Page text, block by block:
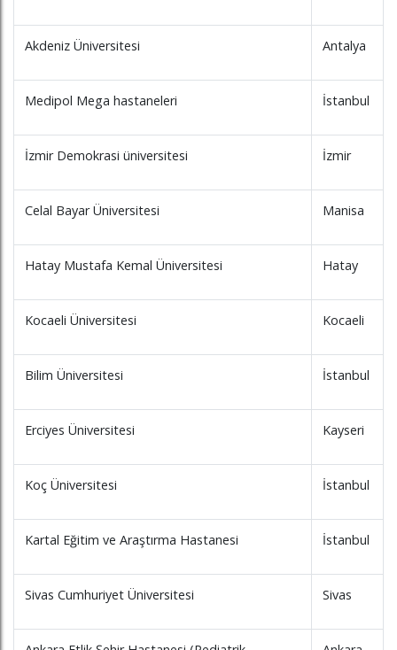
Akdeniz Üniversitesi Antalya
Medipol Mega hastaneleri İstanbul
İzmir Demokrasi üniversitesi İzmir
Celal Bayar Üniversitesi Manisa
Hatay Mustafa Kemal Üniversitesi Hatay
Kocaeli Üniversitesi Kocaeli
Bilim Üniversitesi İstanbul
Erciyes Üniversitesi Kayseri
Koç Üniversitesi İstanbul
Kartal Eğitim ve Araştırma Hastanesi İstanbul
Sivas Cumhuriyet Üniversitesi Sivas